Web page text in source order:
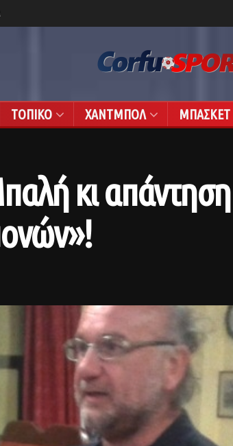
ΤΟΠΙΚΟ ΧΑΝΤΜΠΟΛ ΜΠΑΣΚΕΤ
κι απάντηση